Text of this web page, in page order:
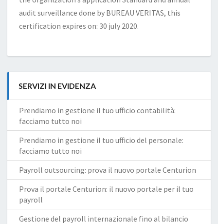
audit surveillance done by BUREAU VERITAS, this
certification expires on: 30 july 2020.
SERVIZI IN EVIDENZA
Prendiamo in gestione il tuo ufficio contabilità:
facciamo tutto noi
Prendiamo in gestione il tuo ufficio del personale:
facciamo tutto noi
Payroll outsourcing: prova il nuovo portale Centurion
Prova il portale Centurion: il nuovo portale per il tuo
payroll
Gestione del payroll internazionale fino al bilancio